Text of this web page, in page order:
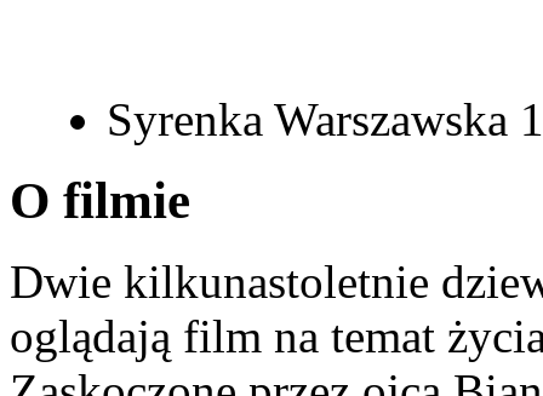
Syrenka Warszawska
O filmie
Dwie kilkunastoletnie
oglądają film na temat